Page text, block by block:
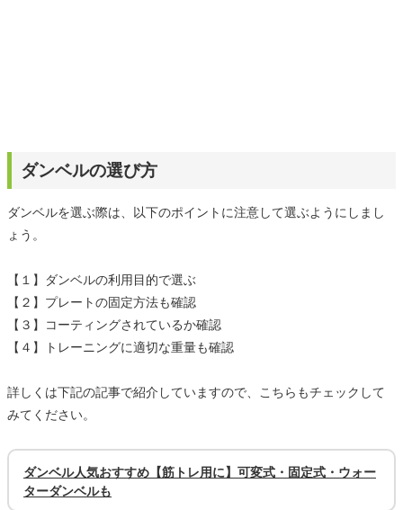
ダンベルの選び方
ダンベルを選ぶ際は、以下のポイントに注意して選ぶようにしまし
ょう。
【１】ダンベルの利用目的で選ぶ
【２】プレートの固定方法も確認
【３】コーティングされているか確認
【４】トレーニングに適切な重量も確認
詳しくは下記の記事で紹介していますので、こちらもチェックして
みてください。
ダンベル人気おすすめ【筋トレ用に】可変式・固定式・ウォー
ターダンベルも